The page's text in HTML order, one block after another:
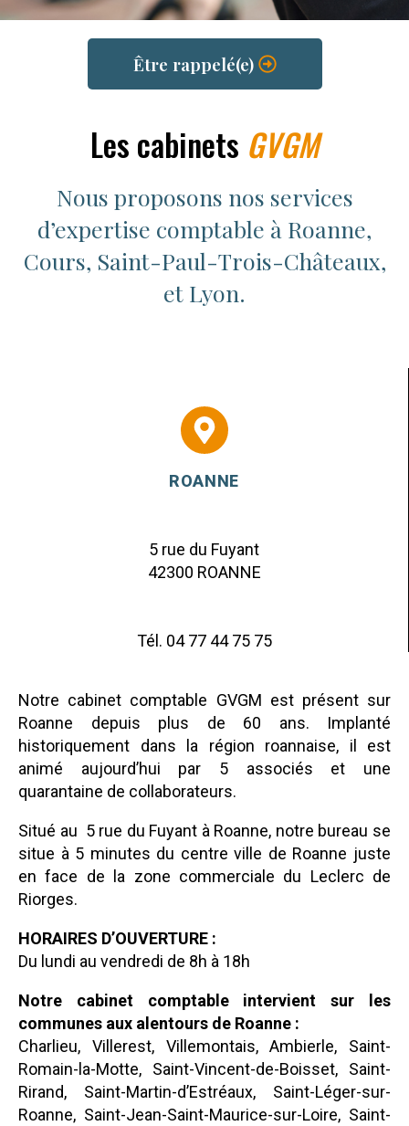
Être rappelé(e)
Les cabinets GVGM
Nous proposons nos services
d’expertise comptable à Roanne,
Cours, Saint-Paul-Trois-Châteaux,
et Lyon.
Notre cabinet comptable GVGM est présent sur
Roanne depuis plus de 60 ans. Implanté
historiquement dans la région roannaise, il est
animé aujourd’hui par 5 associés et une
quarantaine de collaborateurs.
Situé au 5 rue du Fuyant à Roanne, notre bureau se
situe à 5 minutes du centre ville de Roanne juste
en face de la zone commerciale du Leclerc de
Riorges.
HORAIRES D’OUVERTURE :
Du lundi au vendredi de 8h à 18h
Notre cabinet comptable intervient sur les
communes aux alentours de Roanne :
Charlieu, Villerest, Villemontais, Ambierle, Saint-
Romain-la-Motte, Saint-Vincent-de-Boisset, Saint-
Rirand, Saint-Martin-d’Estréaux, Saint-Léger-sur-
Roanne, Saint-Jean-Saint-Maurice-sur-Loire, Saint-
ROANNE
5 rue du Fuyant
42300 ROANNE
Tél. 04 77 44 75 75